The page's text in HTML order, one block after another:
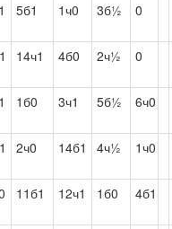
5б1 1ч0 3б½ 0
14ч1 4б0 2ч½ 0
1б0 3ч1 5б½ 6ч0
2ч0 14б1 4ч½ 1ч0
11б1 12ч1 1б0 4б1